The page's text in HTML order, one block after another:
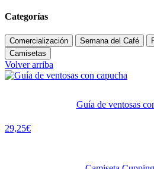
Categorías
Comercialización Semana del Café
Camisetas
Volver arriba
Guía de ventosas
29,25€